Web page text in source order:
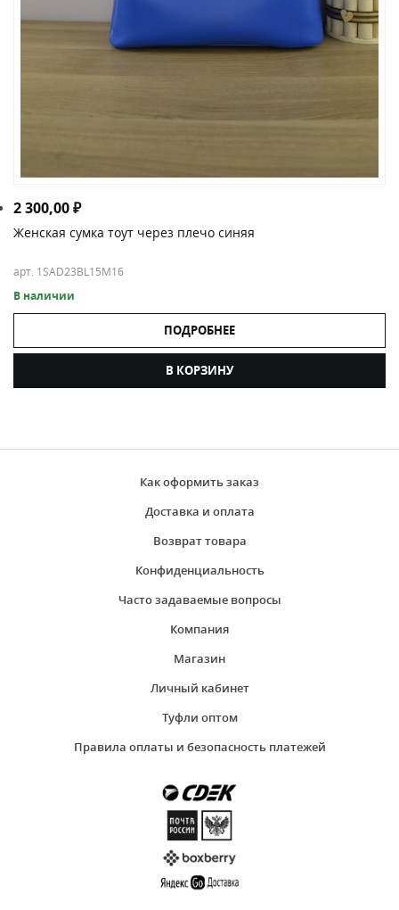
2 300,00₽
Женская сумка тоут через плечо синяя
арт. 1SAD23BL15M16
В наличии
ПОДРОБНЕЕ
В КОРЗИНУ
Как оформить заказ
Доставка и оплата
Возврат товара
Конфиденциальность
Часто задаваемые вопросы
Компания
Магазин
Личный кабинет
Туфли оптом
Правила оплаты и безопасность платежей